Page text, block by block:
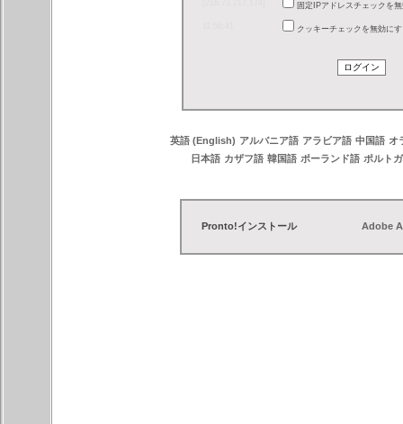
固定IPアドレスチェックを
クッキーチェックを無効に
英語 (English) アルバニア語 アラビア語 中国語 オ
日本語 カザフ語 韓国語 ポーランド語 ポルト
Pronto!インストール Adobe